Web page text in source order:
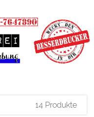
14 Produkte